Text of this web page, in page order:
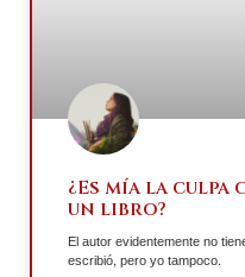
¿Es mía la culpa
un libro?
El autor evidentemente no
escribió, pero yo tampoco.